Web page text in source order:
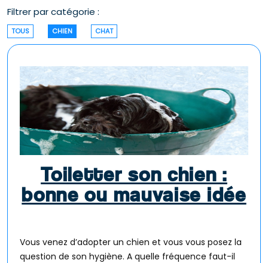
Filtrer par catégorie :
TOUS CHIEN CHAT
Toiletter son chien :
bonne ou mauvaise idée
Vous venez d’adopter un chien et vous vous posez la
question de son hygiène. A quelle fréquence faut-il